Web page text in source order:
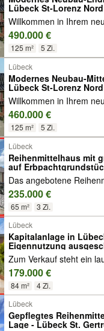
Lübeck St-Lorenz
Dornbreite) - mit
Willkommen in Ihrem
490.000 €
125 m² 5 Zi.
Lübeck
Modernes Neubau-
Lübeck St-Lorenz
Dornbreite) mit
Willkommen in Ihrem
460.000 €
125 m² 5 Zi.
Lübeck
Reihenmittelhaus mit
auf
Zuhause in Lübeck
Das angebotene
235.000 €
65 m² 3 Zi.
Lübeck
Kapitalanlage in
Eigennutzung
Zum Verkauf steht ein
179.000 €
84 m² 4 Zi.
Lübeck
Gepflegtes
Lage - Lübeck St.